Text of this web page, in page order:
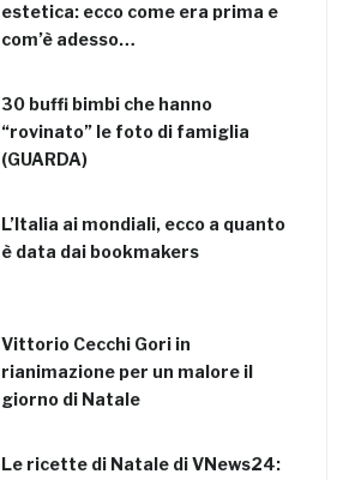
estetica: ecco come era prima e
com’è adesso…
30 buffi bimbi che hanno
“rovinato” le foto di famiglia
(GUARDA)
L’Italia ai mondiali, ecco a quanto
è data dai bookmakers
Vittorio Cecchi Gori in
rianimazione per un malore il
giorno di Natale
Le ricette di Natale di VNews24: